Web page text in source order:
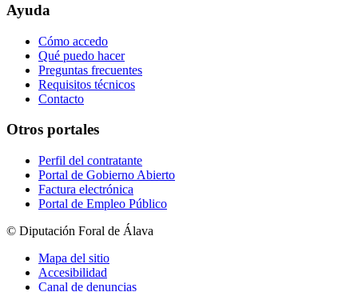
Ayuda
Cómo accedo
Qué puedo hacer
Preguntas frecuentes
Requisitos técnicos
Contacto
Otros portales
Perfil del contratante
Portal de Gobierno Abierto
Factura electrónica
Portal de Empleo Público
© Diputación Foral de Álava
Mapa del sitio
Accesibilidad
Canal de denuncias